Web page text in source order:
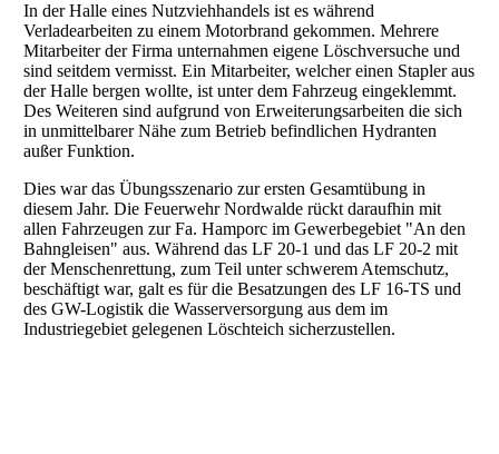
In der Halle eines Nutzviehhandels ist es während
Verladearbeiten zu einem Motorbrand gekommen. Mehrere
Mitarbeiter der Firma unternahmen eigene Löschversuche und
sind seitdem vermisst. Ein Mitarbeiter, welcher einen Stapler aus
der Halle bergen wollte, ist unter dem Fahrzeug eingeklemmt.
Des Weiteren sind aufgrund von Erweiterungsarbeiten die sich
in unmittelbarer Nähe zum Betrieb befindlichen Hydranten
außer Funktion.
Dies war das Übungsszenario zur ersten Gesamtübung in
diesem Jahr. Die Feuerwehr Nordwalde rückt daraufhin mit
allen Fahrzeugen zur Fa. Hamporc im Gewerbegebiet "An den
Bahngleisen" aus. Während das LF 20-1 und das LF 20-2 mit
der Menschenrettung, zum Teil unter schwerem Atemschutz,
beschäftigt war, galt es für die Besatzungen des LF 16-TS und
des GW-Logistik die Wasserversorgung aus dem im
Industriegebiet gelegenen Löschteich sicherzustellen.